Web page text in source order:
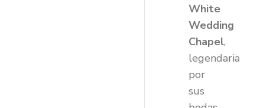
White
Wedding
Chapel,
legendaria
por
sus